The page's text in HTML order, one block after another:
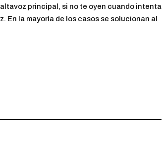
principal, si no te oyen cuando intenta
En la mayoría de los casos se solucionan al